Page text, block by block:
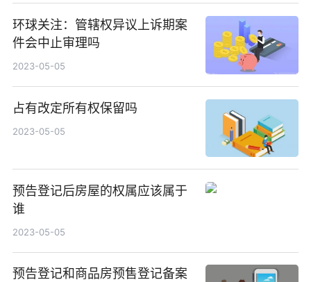
环球关注：管辖权异议上诉期案
件会中止审理吗
2023-05-05
占有改定所有权保留吗
2023-05-05
预告登记后房屋的权属应该属于
谁
2023-05-05
预告登记和商品房预售登记备案